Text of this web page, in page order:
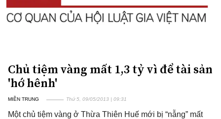
Chủ tiệm vàng mất 1,3 tỷ vì để tài sản
'hớ hênh'
MIỀN TRUNG Thứ 5, 09/05/2013 | 09:31
Một chủ tiệm vàng ở Thừa Thiên Huế mới bị “nẫng” mất